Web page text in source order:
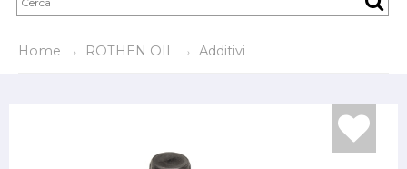
Home ROTHEN OIL Additivi